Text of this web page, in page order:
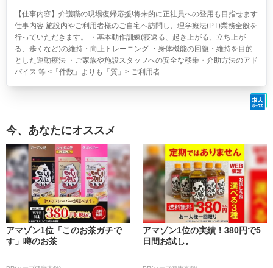
【仕事内容】介護職の現場復帰応援!将来的に正社員への登用も目指せます
仕事内容 施設内やご利用者様のご自宅へ訪問し、理学療法(PT)業務全般を
行っていただきます。 ・基本動作訓練(寝返る、起き上がる、立ち上が
る、歩くなど)の維持・向上トレーニング ・身体機能の回復・維持を目的
とした運動療法 ・ご家族や施設スタッフへの安全な移乗・介助方法のアド
バイス 等 <「件数」よりも「質」> ご利用者...
今、あなたにオススメ
アマゾン1位「このお茶ガチで
す」噂のお茶
アマゾン1位の実績！380円で5
日間お試し。